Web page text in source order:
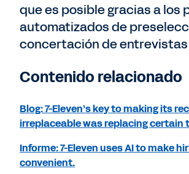
que es posible gracias a los
automatizados de
concertación de entrevistas
Contenido relacionado
Blog: 7-Eleven’s key to making its
irreplaceable was replacing certain
Informe: 7-Eleven uses AI to make
convenient.